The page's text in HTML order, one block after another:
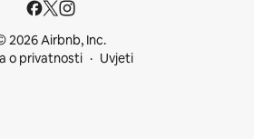
2026 Airbnb, Inc.
o privatnosti
Uvjeti